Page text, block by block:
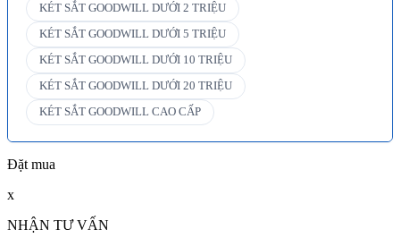
KÉT SẮT GOODWILL DƯỚI 2 TRIỆU
KÉT SẮT GOODWILL DƯỚI 5 TRIỆU
KÉT SẮT GOODWILL DƯỚI 10 TRIỆU
KÉT SẮT GOODWILL DƯỚI 20 TRIỆU
KÉT SẮT GOODWILL CAO CẤP
Đặt mua
x
NHẬN TƯ VẤN